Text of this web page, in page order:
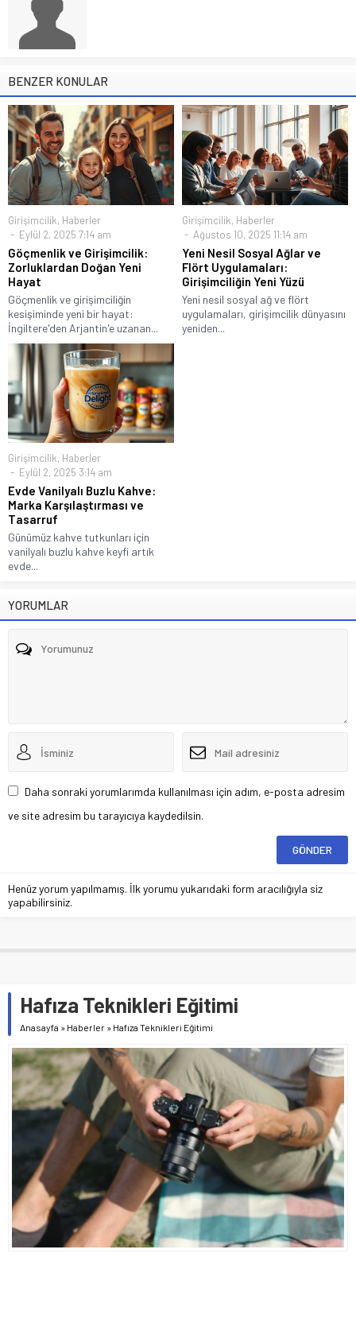
BENZER KONULAR
Girişimcilik, Haberler
Eylül 2, 2025 7:14 am
Göçmenlik ve Girişimcilik:
Zorluklardan Doğan Yeni
Hayat
Göçmenlik ve girişimciliğin
kesişiminde yeni bir hayat:
İngiltere'den Arjantin'e uzanan...
Girişimcilik, Haberler
Ağustos 10, 2025 11:14 am
Yeni Nesil Sosyal Ağlar ve
Flört Uygulamaları:
Girişimciliğin Yeni Yüzü
Yeni nesil sosyal ağ ve flört
uygulamaları, girişimcilik dünyasını
yeniden...
Girişimcilik, Haberler
Eylül 2, 2025 3:14 am
Evde Vanilyalı Buzlu Kahve:
Marka Karşılaştırması ve
Tasarruf
Günümüz kahve tutkunları için
vanilyalı buzlu kahve keyfi artık
evde...
YORUMLAR
Daha sonraki yorumlarımda kullanılması için adım, e-posta adresim
ve site adresim bu tarayıcıya kaydedilsin.
Henüz yorum yapılmamış. İlk yorumu yukarıdaki form aracılığıyla siz
yapabilirsiniz.
Hafıza Teknikleri Eğitimi
Anasayfa » Haberler » Hafıza Teknikleri Eğitimi